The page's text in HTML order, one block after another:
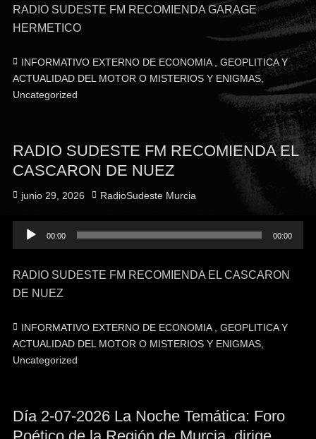
RADIO SUDESTE FM RECOMIENDA GARAGE
HERMETICO
Categorías
INFORMATIVO EXTERNO DE ECONOMIA , GEOPLITICA Y
ACTUALIDAD DEL MOTOR O MISTERIOS Y ENIGMAS,
Uncategorized
RADIO SUDESTE FM RECOMIENDA EL
CASCARON DE NUEZ
Publicado
junio 29, 2026 Autor
RadioSudeste Murcia
Reproductor
de
00:00 00:00
RADIO SUDESTE FM RECOMIENDA EL CASCARON
DE NUEZ
Categorías
INFORMATIVO EXTERNO DE ECONOMIA , GEOPLITICA Y
ACTUALIDAD DEL MOTOR O MISTERIOS Y ENIGMAS,
Uncategorized
Día 2-07-2026 La Noche Temática: Foro